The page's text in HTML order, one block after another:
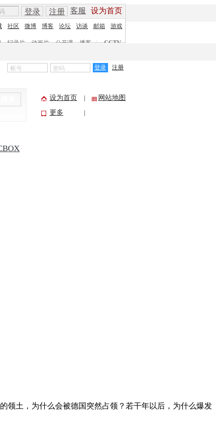
客服 设为首页
登录 注册
社区 微博 博客 论坛 访谈 邮箱 游戏
纪录片 动画片 公开课 播客 | CCTV
登录 注册
设为首页
网站地图
更多
领土，为什么会被德国突然占领？若干年以后，为什么爆发